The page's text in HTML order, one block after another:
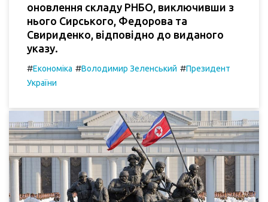
оновлення складу РНБО, виключивши з
нього Сирського, Федорова та
Свириденко, відповідно до виданого
указу.
#Економіка #Володимир Зеленський #Президент
України